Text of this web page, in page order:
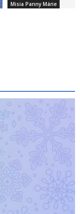
Misia Panny Márie